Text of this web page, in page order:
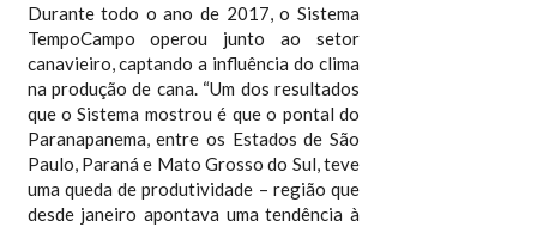
Durante todo o ano de 2017, o Sistema
TempoCampo operou junto ao setor
canavieiro, captando a influência do clima
na produção de cana. “Um dos resultados
que o Sistema mostrou é que o pontal do
Paranapanema, entre os Estados de São
Paulo, Paraná e Mato Grosso do Sul, teve
uma queda de produtividade – região que
desde janeiro apontava uma tendência à